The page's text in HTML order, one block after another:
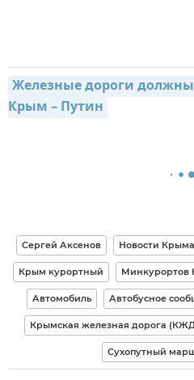
Железные дороги должны
Крым – Путин
Сергей Аксенов Новости Крыма
Крым курортный Минкурортов
Автомобиль Автобусное
Крымская железная дорога
Сухопутный